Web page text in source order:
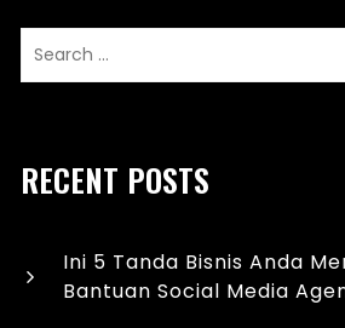
RECENT POSTS
Ini 5 Tanda Bisnis Anda
Bantuan Social Media